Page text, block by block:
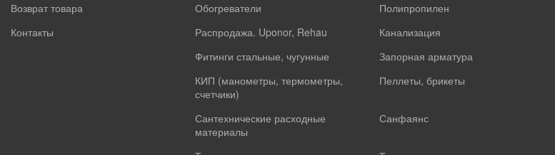
Возврат товара
Контакты
Обогреватели
Полипропилен
Распродажа. Uponor, Rehau
Канализация
Фитинги стальные, чугунные
Запорная арматура
КИП (манометры, термометры,
счетчики)
Пеллеты, брикеты
Сантехнические расходные
материалы
Санфаянс